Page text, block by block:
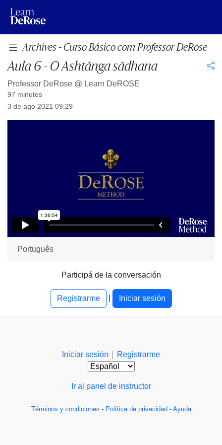
Archives - Curso Básico com Professor DeRose
Aula 6 - O Ashtánga sádhana
Professor DeRose @ Learn DeROSE
97 minutos
3 de ago 2021 09:29
Português
Participá de la conversación
Registrarme Iniciar sesión
Iniciar sesión | Registrarme
Ir al panel de instructor
Términos y condiciones - Política de privacidad - Ayuda